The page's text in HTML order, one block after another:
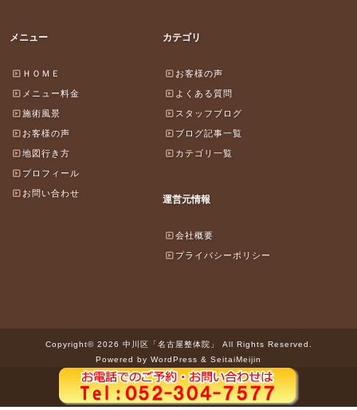
メニュー
ＨＯＭＥ
メニュー料金
施術風景
お客様の声
地図行き方
プロフィール
お問い合わせ
カテゴリ
お客様の声
よくある質問
スタッフブログ
ブログ記事一覧
カテゴリ一覧
運営元情報
会社概要
プライバシーポリシー
Copyright© 2026 中川区「名古屋整体院」 All Rights Reserved.
Powered by WordPress & SeitaiMeijin